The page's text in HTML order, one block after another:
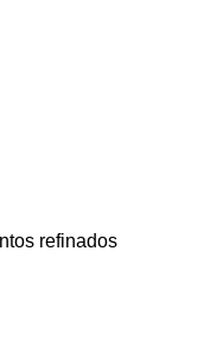
refinados